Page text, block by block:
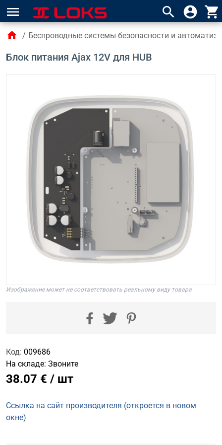
menu search account_circle shopping_cart
home / Беспроводные системы безопасности и
Блок питания Ajax 12V для HUB
Изображение может не соответствовать реальному виду товара
Код: 009686
На складе: Звоните
38.07 € / шт
Ссылка на сайт производителя (откроется в новом
окне)